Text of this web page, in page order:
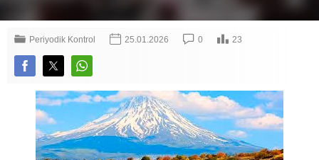
Periyodik Kontrol 25.01.2026 0 23